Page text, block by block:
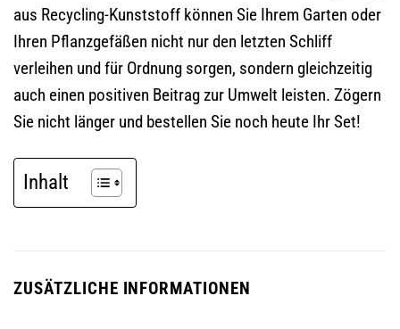
aus Recycling-Kunststoff können Sie Ihrem Garten oder
Ihren Pflanzgefäßen nicht nur den letzten Schliff
verleihen und für Ordnung sorgen, sondern gleichzeitig
auch einen positiven Beitrag zur Umwelt leisten. Zögern
Sie nicht länger und bestellen Sie noch heute Ihr Set!
Inhalt
ZUSÄTZLICHE INFORMATIONEN